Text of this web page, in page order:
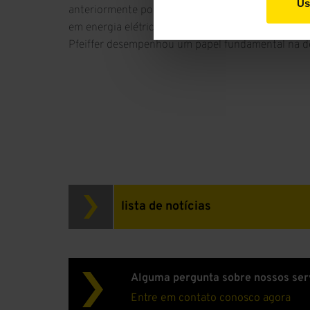
anteriormente por este cliente, esse sistema
em energia elétrica. Além disso, o alto nível de
Pfeiffer desempenhou um papel fundamental na
lista de notícias
Alguma pergunta sobre nossos
Entre em contato conosco agora